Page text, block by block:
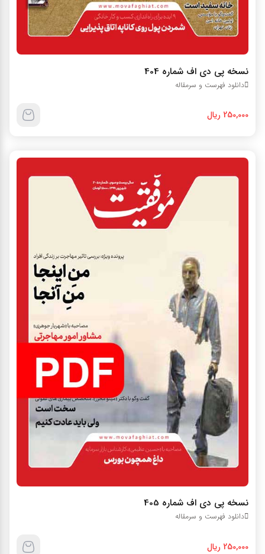
نسخه پي دي اف شماره 404
دانلود فهرست و سرمقاله
250,000 ریال
نسخه پي دي اف شماره 405
دانلود فهرست و سرمقاله
250,000 ریال